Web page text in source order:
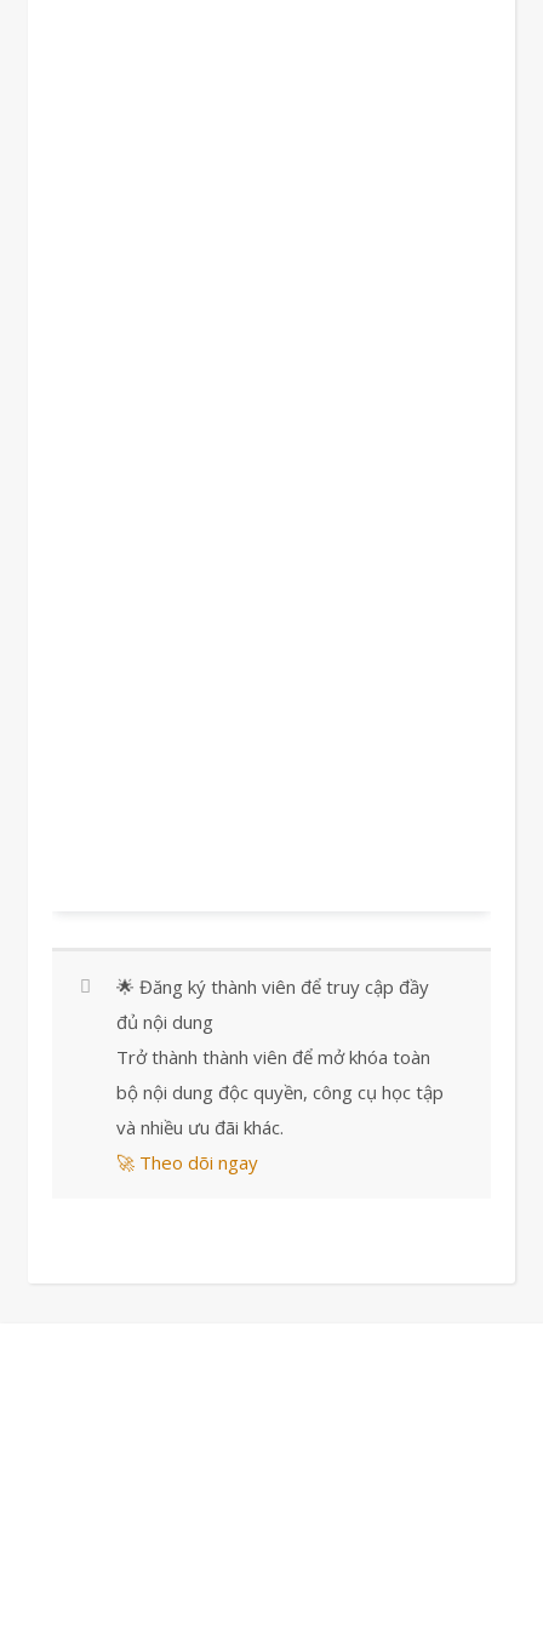
🌟 Đăng ký thành viên để truy cập đầy
đủ nội dung
Trở thành thành viên để mở khóa toàn
bộ nội dung độc quyền, công cụ học tập
và nhiều ưu đãi khác.
🚀 Theo dõi ngay